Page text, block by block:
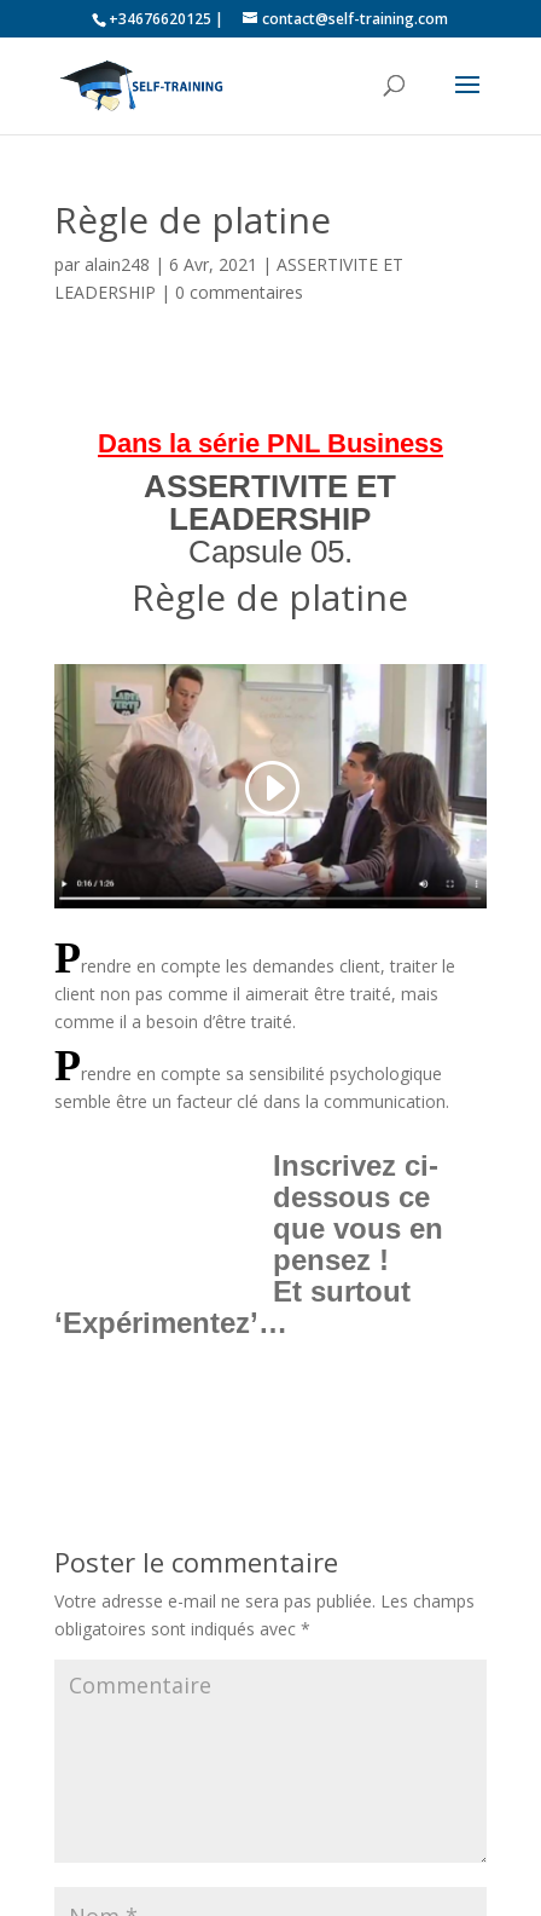
+34676620125 | contact@self-training.com
Règle de platine
par alain248 | 6 Avr, 2021 | ASSERTIVITE ET
LEADERSHIP | 0 commentaires
Dans la série PNL Business
ASSERTIVITE ET
LEADERSHIP
Capsule 05.
Règle de platine
Prendre en compte les demandes client, traiter le
client non pas comme il aimerait être traité, mais
comme il a besoin d’être traité.
Prendre en compte sa sensibilité psychologique
semble être un facteur clé dans la communication.
Inscrivez ci-
dessous ce
que vous en
pensez !
Et surtout
‘Expérimentez’…
Poster le commentaire
Votre adresse e-mail ne sera pas publiée. Les champs
obligatoires sont indiqués avec *